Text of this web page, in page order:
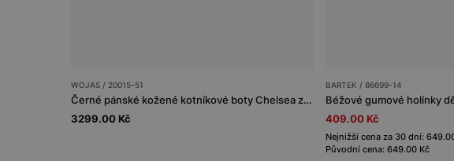
WOJAS / 20015-51
Černé pánské kožené kotníkové boty Chelsea z hladké kůže
3299.00 Kč
BARTEK / 86699-14
Béžové gumové holínky
409.00 Kč
Nejnižší cena za 30 dní:
Původní cena: 649.00 Kč